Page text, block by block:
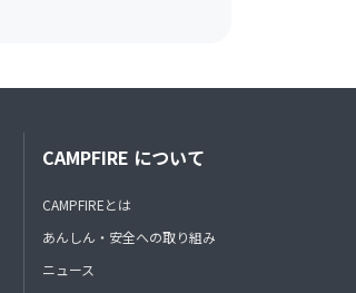
CAMPFIRE について
CAMPFIREとは
あんしん・安全への取り組み
ニュース